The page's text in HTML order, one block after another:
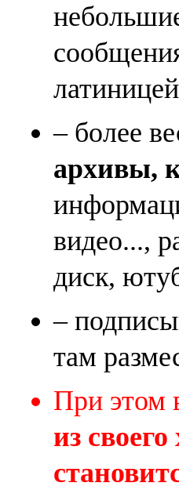
– более
архивы,
видео...,
диск,
–
там
При этом
из